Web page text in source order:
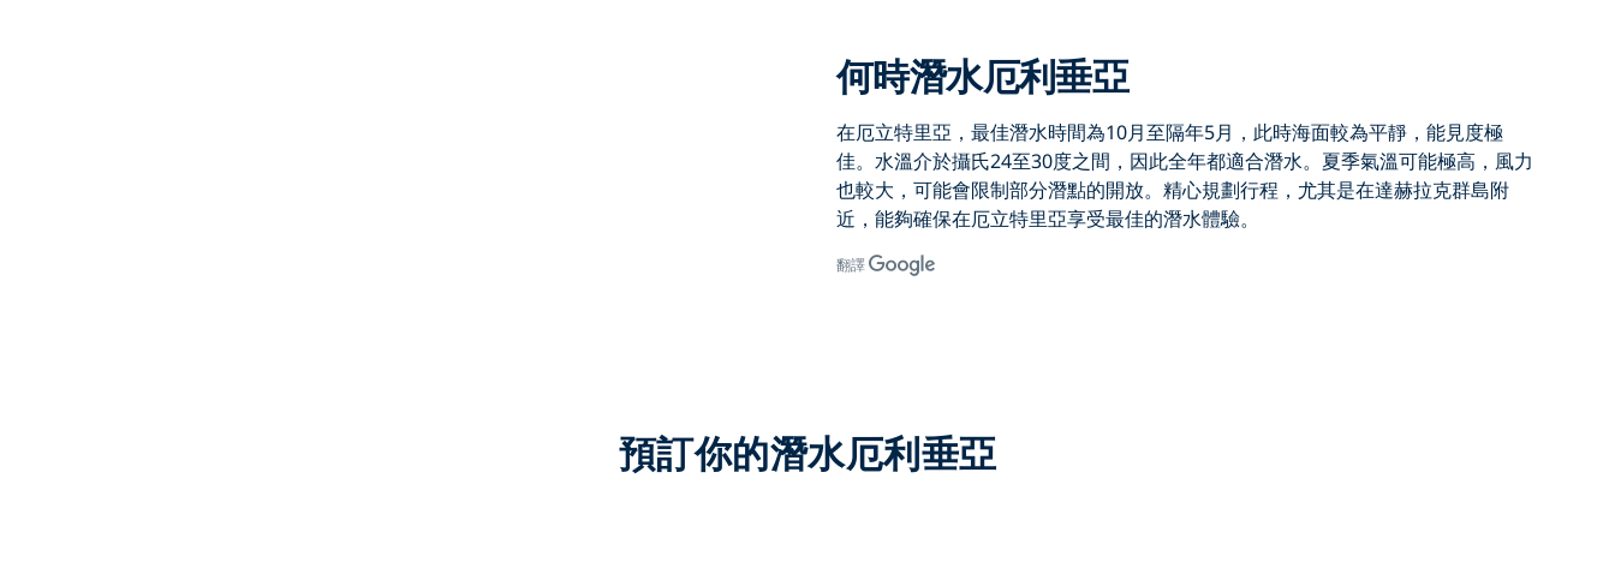
何時潛水厄利垂亞
在厄立特里亞，最佳潛水時間為10月至隔年5月 ，此時海面較為平靜，能見度極
佳。水溫介於攝氏24至30度之間，因此全年都適合潛水。夏季氣溫可能極高，風力
也較大，可能會限制部分潛點的開放。精心規劃行程，尤其是在達赫拉克群島附
近，能夠確保在厄立特里亞享受最佳的潛水體驗。
翻譯
預訂你的潛水厄利垂亞